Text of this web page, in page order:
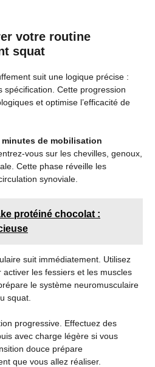
votre routine
squat
suit une logique précise :
spécification. Cette progression
et optimise l’efficacité de
minutes de mobilisation
vous sur les chevilles, genoux,
Cette phase réveille les
synoviale.
protéiné chocolat :
suit immédiatement. Utilisez
les fessiers et les muscles
le système neuromusculaire
squat.
progressive. Effectuez des
avec charge légère si vous
douce prépare
que vous allez réaliser.